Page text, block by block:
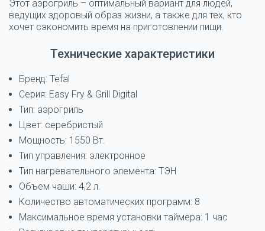
Этот аэрогриль – оптимальный вариант для людей,
ведущих здоровый образ жизни, а также для тех, кто
хочет сэкономить время на приготовлении пищи.
Технические характеристики
Бренд: Tefal
Серия: Easy Fry & Grill Digital
Тип: аэрогриль
Цвет: серебристый
Мощность: 1550 Вт.
Тип управления: электронное
Тип нагревательного элемента: ТЭН
Объем чаши: 4,2 л.
Количество автоматических программ: 8
Максимальное время установки таймера: 1 час